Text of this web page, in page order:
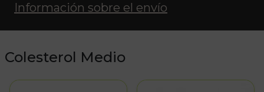
Información sobre el envío
Colesterol Medio